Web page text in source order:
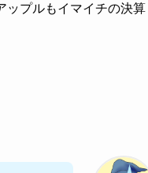
ップルもイマイチの決算